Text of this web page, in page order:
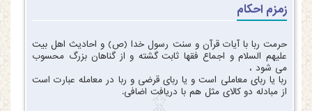
زمزم احکام
حرمت ربا با آیات قرآن و سنت رسول خدا (ص) و احادیث اهل بیت
علیهم السلام و اجماع فقها ثابت گشته و از گناهان بزرگ محسوب
می شود ،
ربا یا ربای معاملی است و یا ربای قرضی و ربا در معامله عبارت است
از مبادله دو کالای مثل هم با دریافت اضافی.